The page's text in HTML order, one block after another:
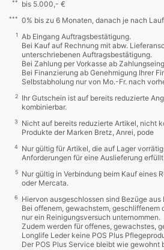
** bis 5.000,- €
*** 0% bis zu 6 Monaten, danach je nach
1
Ab Eingang Auftragsbestätigung.
Bei Kauf auf Rechnung mit abw.
unterschriebenen Auftragsbestätigung.
Bei Zahlung per Vorkasse ab
Bei Finanzierung ab Genehmigung Ihrer
Selbstabholung nur von Mo.-Fr. nach
2
Ihr Gutschein ist auf bereits reduzierte
kombinierbar.
3
Nicht auf bereits reduzierte Artikel, nicht
Produkte der Marken Bretz, Anrei, pode
4
Nur gültig für Artikel, die auf Lager
Anforderungen für eine Auslieferung
5
Nur gültig in Verbindung beim Kauf eines
oder Mercata.
6
Hiervon ausgeschlossen sind Bezüge
Bei offenem, gewachstem, geschliffenem
nur ein Reinigungsversuch unternommen.
Zudem werden für offenes, gewachstes,
Longlife Leder keine POS Plus
Der POS Plus Service bleibt wie gewohnt